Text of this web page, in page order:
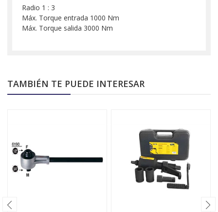
Radio 1 : 3
Máx. Torque entrada 1000 Nm
Máx. Torque salida 3000 Nm
TAMBIÉN TE PUEDE INTERESAR